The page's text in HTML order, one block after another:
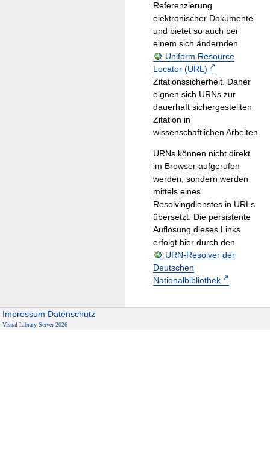
Referenzierung
elektronischer Dokumente
und bietet so auch bei
einem sich ändernden
Uniform Resource
Locator (URL)
Zitationssicherheit. Daher
eignen sich URNs zur
dauerhaft sichergestellten
Zitation in
wissenschaftlichen Arbeiten.
URNs können nicht direkt
im Browser aufgerufen
werden, sondern werden
mittels eines
Resolvingdienstes in URLs
übersetzt. Die persistente
Auflösung dieses Links
erfolgt hier durch den
URN-Resolver der
Deutschen
Nationalbibliothek
.
Impressum Datenschutz
Visual Library Server 2026